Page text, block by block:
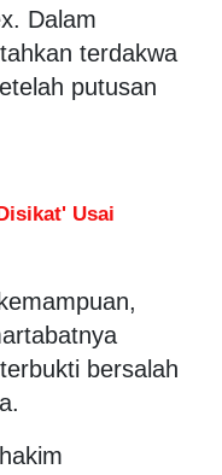
Dalam
terdakwa
putusan
Usai
bersalah